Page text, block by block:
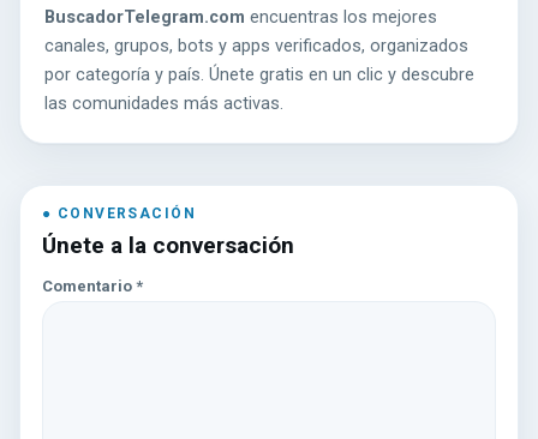
BuscadorTelegram.com encuentras los mejores
canales, grupos, bots y apps verificados, organizados
por categoría y país. Únete gratis en un clic y descubre
las comunidades más activas.
Únete a la conversación
Comentario *